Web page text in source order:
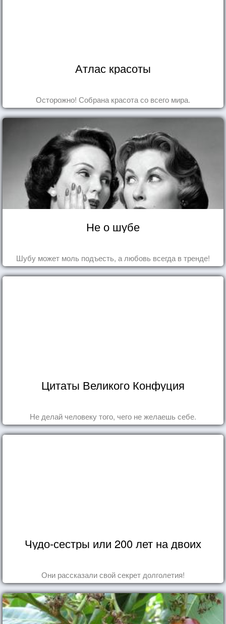
Атлас красоты
Осторожно! Собрана красота со всего мира.
Не о шубе
Шубу может моль подъесть, а любовь всегда в тренде!
Цитаты Великого Конфуция
Не делай человеку того, чего не желаешь себе.
Чудо-сестры или 200 лет на двоих
Они рассказали свой секрет долголетия!